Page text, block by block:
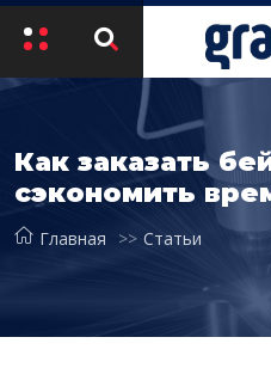
Как заказать
сэкономить
Главная Статьи